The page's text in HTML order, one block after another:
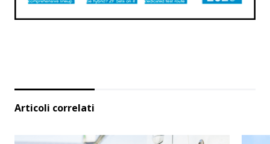
Articoli correlati